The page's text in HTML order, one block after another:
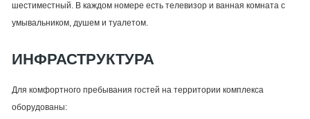
шестиместный. В каждом номере есть телевизор и ванная комната с
умывальником, душем и туалетом.
ИНФРАСТРУКТУРА
Для комфортного пребывания гостей на территории комплекса
оборудованы: